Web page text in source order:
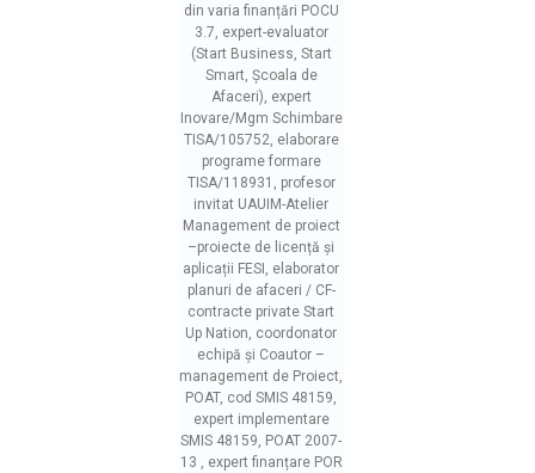
din varia finanțări POCU
3.7, expert-evaluator
(Start Business, Start
Smart, Școala de
Afaceri), expert
Inovare/Mgm Schimbare
TISA/105752, elaborare
programe formare
TISA/118931, profesor
invitat UAUIM-Atelier
Management de proiect
–proiecte de licență și
aplicații FESI, elaborator
planuri de afaceri / CF-
contracte private Start
Up Nation, coordonator
echipă și Coautor –
management de Proiect,
POAT, cod SMIS 48159,
expert implementare
SMIS 48159, POAT 2007-
13 , expert finanțare POR